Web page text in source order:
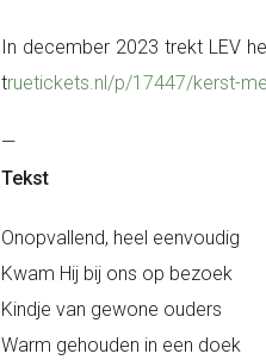
In december 2023 trekt LEV
truetickets.nl/p/17447/kerst-
—
Tekst
Onopvallend, heel eenvoudig
Kwam Hij bij ons op bezoek
Kindje van gewone ouders
Warm gehouden in een doek